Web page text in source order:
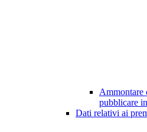
Ammontare
pubblicare
Dati relativi ai